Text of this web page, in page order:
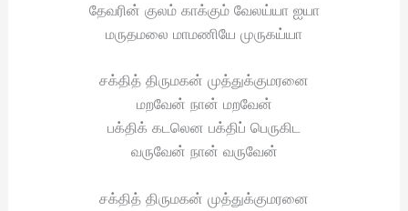
தேவரின் குலம் காக்கும் வேலய்யா ஐயா
மருதமலை மாமணியே முருகய்யா
சக்தித் திருமகன் முத்துக்குமரனை
மறவேன் நான் மறவேன்
பக்திக் கடலென பக்திப் பெருகிட
வருவேன் நான் வருவேன்
சக்தித் திருமகன் முத்துக்குமரனை